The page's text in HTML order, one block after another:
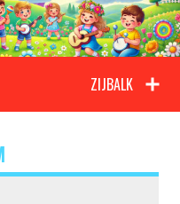
ZIJBALK